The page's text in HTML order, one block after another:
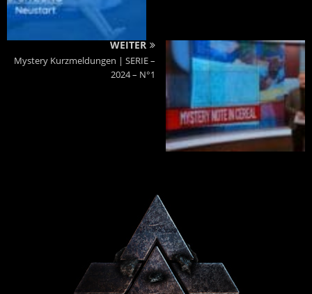
WEITER
Mystery Kurzmeldungen | SERIE –
2024 – N°1
Powered By :